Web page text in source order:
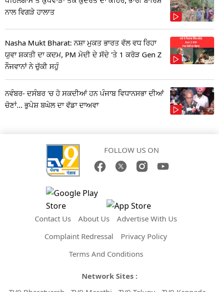
ਨਾਲ ਵਿਗੜੇ ਹਾਲਾਤ
Nasha Mukt Bharat: ਨਸ਼ਾ ਮੁਕਤ ਭਾਰਤ ਵੱਲ ਵਧ ਰਿਹਾ
ਯੁਵਾ ਸ਼ਕਤੀ ਦਾ ਕਦਮ, PM ਮੋਦੀ ਦੇ ਸੱਦੇ 'ਤੇ 1 ਕਰੋੜ Gen Z
ਨੌਜਵਾਨਾਂ ਨੇ ਚੁੱਕੀ ਸਹੁੰ
ਨਵੰਬਰ- ਦਸੰਬਰ 'ਚ ਹੋ ਸਕਦੀਆਂ ਹਨ ਪੰਜਾਬ ਵਿਧਾਨਸਭਾ ਦੀਆਂ
ਚੋਣਾਂ... ਭੁਪੇਸ਼ ਬਘੇਲ ਦਾ ਵੱਡਾ ਦਾਅਵਾ
FOLLOW US ON
Contact Us About Us
Advertise With Us
Complaint Redressal
Privacy Policy
Terms And Conditions
Network Sites :